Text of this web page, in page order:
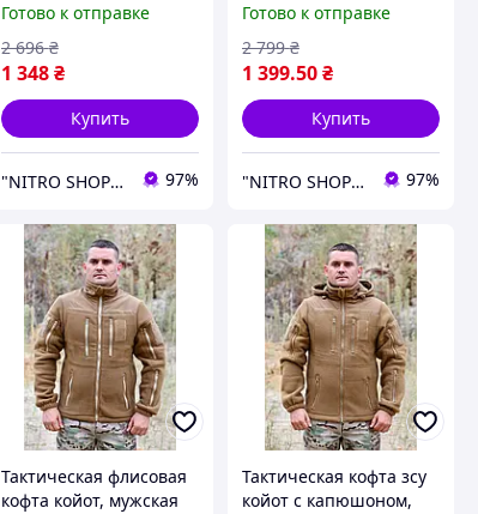
теплая армейская
флиска койот 60
Готово к отправке
1 348 ₴
2 696 ₴
Купить
"NITRO SHOP" Інтернет магазин 97%
кофта, теплая
армейская флиска
койот 46
Готово к отправке
1 399.50₴
2 799 ₴
Купить
"NITRO SHOP" Інтернет магазин 97%
Тактическая флисовая
кофта койот, мужская
Тактическая кофта зсу
койот с капюшоном,